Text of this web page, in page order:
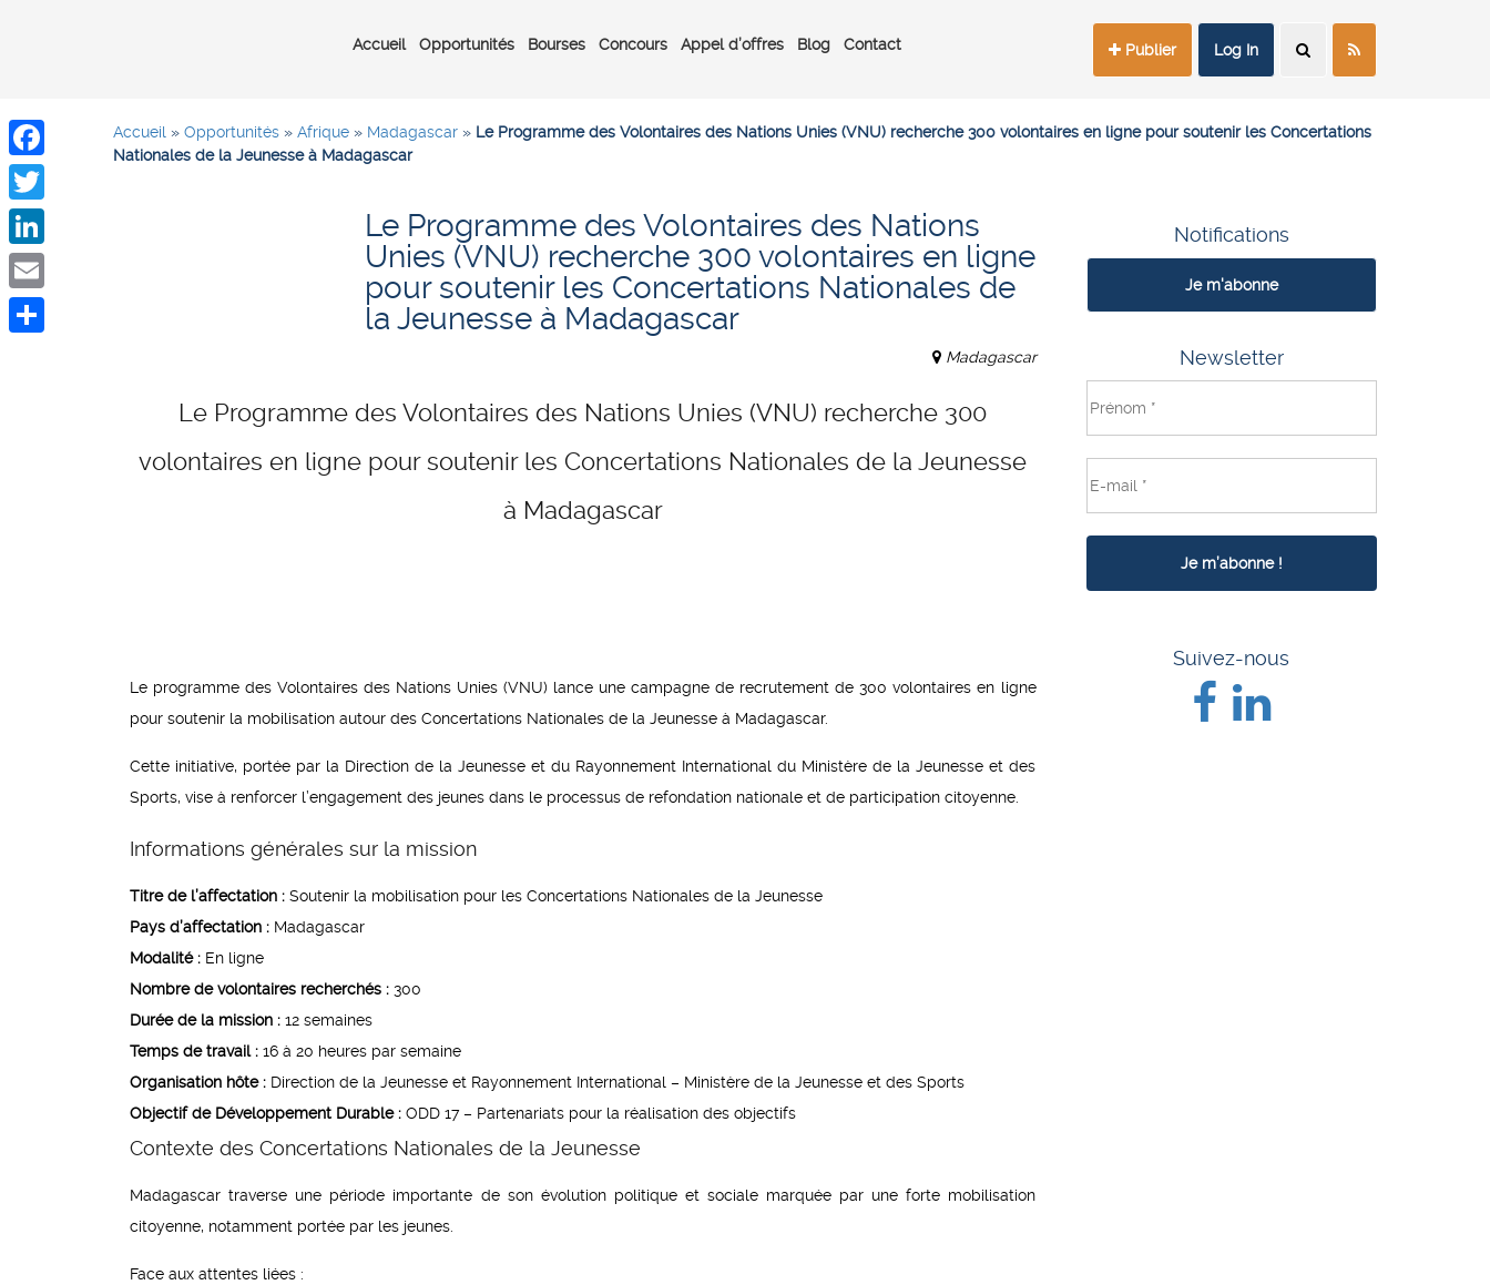
Accueil Opportunités Bourses Concours Appel d’offres Blog Contact Publier Log In
Accueil » Opportunités » Afrique » Madagascar » Le Programme des Volontaires des Nations Unies (VNU) recherche 300 volontaires en ligne pour soutenir les Concertations
Nationales de la Jeunesse à Madagascar
Le Programme des Volontaires des Nations
Unies (VNU) recherche 300 volontaires en ligne
pour soutenir les Concertations Nationales de
la Jeunesse à Madagascar
Madagascar
Le Programme des Volontaires des Nations Unies (VNU) recherche 300
volontaires en ligne pour soutenir les Concertations Nationales de la Jeunesse
à Madagascar
Le programme des Volontaires des Nations Unies (VNU) lance une campagne de recrutement de 300 volontaires en ligne
pour soutenir la mobilisation autour des Concertations Nationales de la Jeunesse à Madagascar.
Cette initiative, portée par la Direction de la Jeunesse et du Rayonnement International du Ministère de la Jeunesse et des
Sports, vise à renforcer l’engagement des jeunes dans le processus de refondation nationale et de participation citoyenne.
Informations générales sur la mission
Titre de l’affectation : Soutenir la mobilisation pour les Concertations Nationales de la Jeunesse
Pays d’affectation : Madagascar
Modalité : En ligne
Nombre de volontaires recherchés : 300
Durée de la mission : 12 semaines
Temps de travail : 16 à 20 heures par semaine
Organisation hôte : Direction de la Jeunesse et Rayonnement International – Ministère de la Jeunesse et des Sports
Objectif de Développement Durable : ODD 17 – Partenariats pour la réalisation des objectifs
Contexte des Concertations Nationales de la Jeunesse
Madagascar traverse une période importante de son évolution politique et sociale marquée par une forte mobilisation
citoyenne, notamment portée par les jeunes.
Face aux attentes liées :
Notifications
Je m'abonne
Newsletter
Suivez-nous
Facebook
Twitter
LinkedIn
Email